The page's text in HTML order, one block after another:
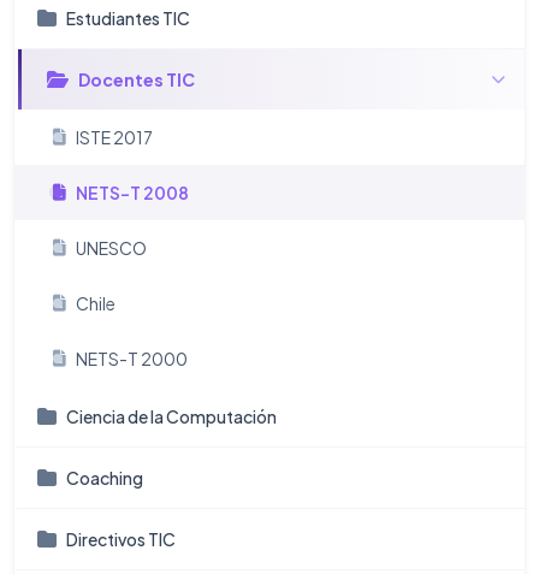
Estudiantes TIC
Docentes TIC
ISTE 2017
NETS-T 2008
UNESCO
Chile
NETS-T 2000
Ciencia de la Computación
Coaching
Directivos TIC